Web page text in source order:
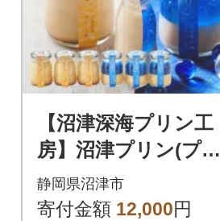
【沼津深海プリン工
房】沼津プリン(プレ
ーン)・深海プリン 各
3個セット
静岡県沼津市
寄付金額 12,000円